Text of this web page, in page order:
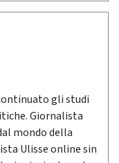
gli studi
Giornalista
mondo della
Ulisse online sin